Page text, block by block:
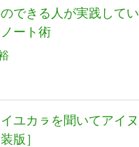
できる人が実践して
ート術
ユカㇻを聞いてアイ
版］